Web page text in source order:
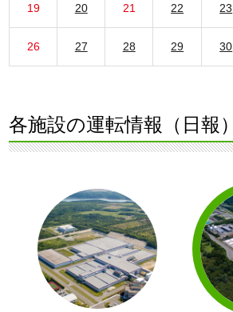
19 20 21 22 23
26 27 28 29 30
各施設の運転情報（日報）